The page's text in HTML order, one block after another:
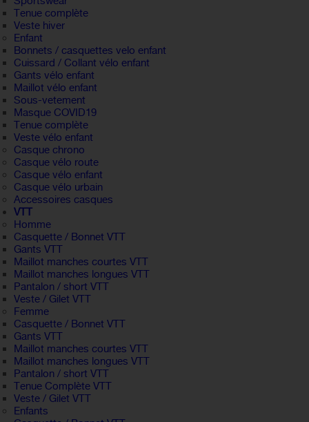
Tenue complète
Veste hiver
Enfant
Bonnets / casquettes velo enfant
Cuissard / Collant vélo enfant
Gants vélo enfant
Maillot vélo enfant
Sous-vetement
Masque COVID19
Tenue complète
Veste vélo enfant
Casque chrono
Casque vélo route
Casque vélo enfant
Casque vélo urbain
Accessoires casques
VTT
Homme
Casquette / Bonnet VTT
Gants VTT
Maillot manches courtes VTT
Maillot manches longues VTT
Pantalon / short VTT
Veste / Gilet VTT
Femme
Casquette / Bonnet VTT
Gants VTT
Maillot manches courtes VTT
Maillot manches longues VTT
Pantalon / short VTT
Tenue Complète VTT
Veste / Gilet VTT
Enfants